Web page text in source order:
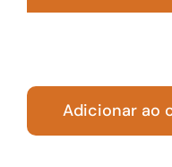
Adicionar ao